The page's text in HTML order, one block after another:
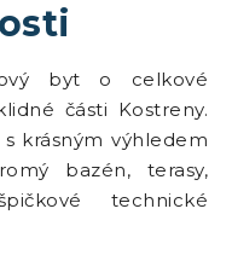
byt o celkové
části Kostreny.
krásným výhledem
bazén, terasy,
technické